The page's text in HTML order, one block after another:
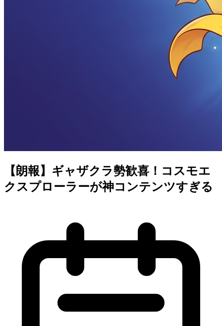
【朗報】ギャザクラ勢歓喜！コスモエ
クスプローラーが神コンテンツすぎる